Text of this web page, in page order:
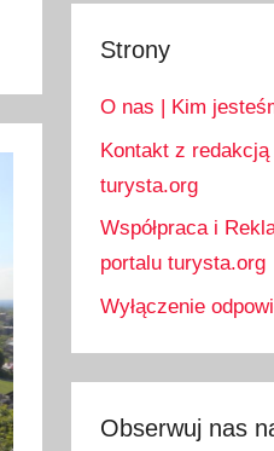
Strony
O nas | Kim
Kontakt z
turysta.org
Współpraca i
portalu turysta.org
Wyłączenie
Obserwuj nas